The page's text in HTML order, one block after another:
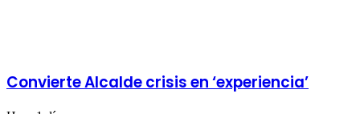
Convierte Alcalde crisis en ‘experiencia’